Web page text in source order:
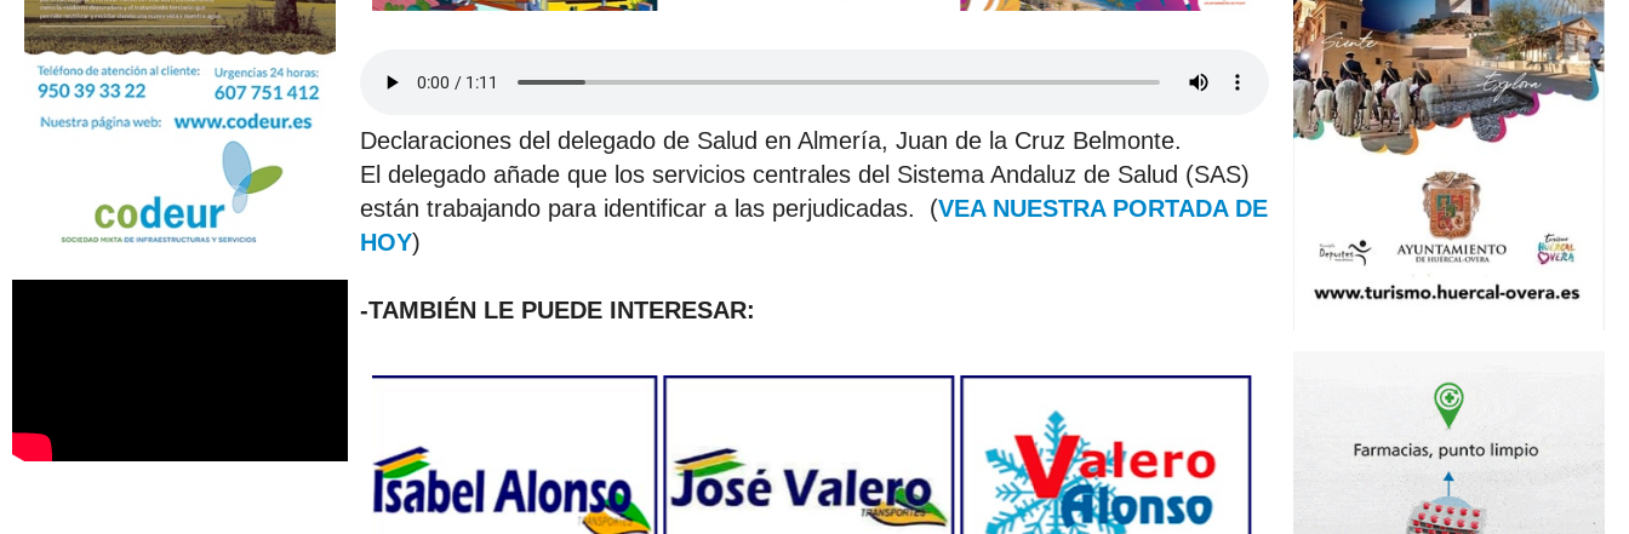
Declaraciones del delegado de Salud en Almería, Juan de la Cruz Belmonte.
El delegado añade que los servicios centrales del Sistema Andaluz de Salud (SAS)
están trabajando para identificar a las perjudicadas. (VEA NUESTRA PORTADA DE
HOY)
-TAMBIÉN LE PUEDE INTERESAR: